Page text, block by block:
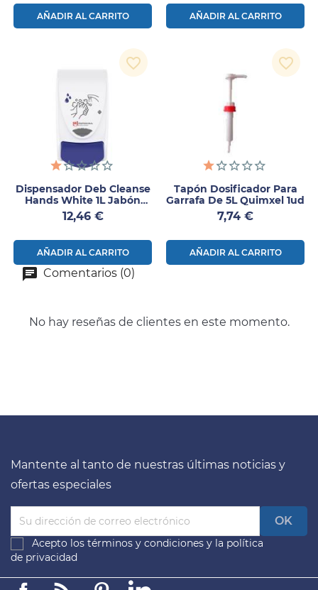
AÑADIR AL CARRITO AÑADIR AL CARRITO
Dispensador Deb Cleanse
Hands White 1L Jabón
Espuma
Precio
12,46 €
AÑADIR AL CARRITO
favorite_border
Tapón Dosificador Para
Garrafa De 5L Quimxel 1ud
Precio
7,74 €
AÑADIR AL CARRITO
favorite_border
Comentarios (0)
No hay reseñas de clientes en este momento.
Mantente al tanto de nuestras últimas noticias y
ofertas especiales
Acepto los términos y condiciones y la política
de privacidad
FacebookLinkedinPinterest